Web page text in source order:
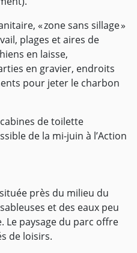
« zone sans sillage »
plages et aires de
en laisse,
en gravier, endroits
pour jeter le charbon
cabines de toilette
de la mi-juin à l’Action
près du milieu du
et des eaux peu
Le paysage du parc offre
de loisirs.